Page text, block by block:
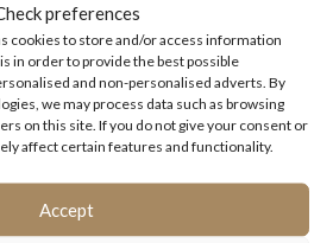
preferences
cookies to store and/or access information
in order to provide the best possible
and non-personalised adverts. By
we may process data such as browsing
on this site. If you do not give your consent or
affect certain features and functionality.
Accept